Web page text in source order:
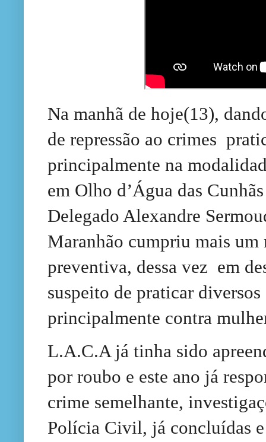
Na manhã de hoje(13),
de repressão ao crimes
principalmente na
em Olho d’Água das
Delegado Alexandre
Maranhão cumpriu mais um
preventiva, dessa vez em
suspeito de praticar
principalmente contra
L.A.C.A já tinha sido
por roubo e este ano já
crime semelhante,
Polícia Civil, já concluídas e